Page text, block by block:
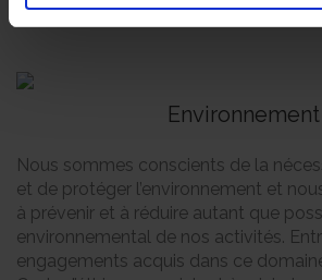
matériel sanitaire à l’Ukraine.
Environnement
Nous sommes conscients de la
et de protéger l’environnement et
à prévenir et à réduire autant que
environnemental de nos activités.
engagements acquis dans ce